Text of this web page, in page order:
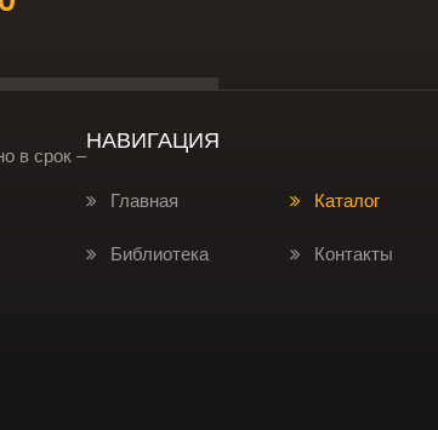
в срок –НАВИГАЦИЯ
Главная Каталог
Библиотека Контакты